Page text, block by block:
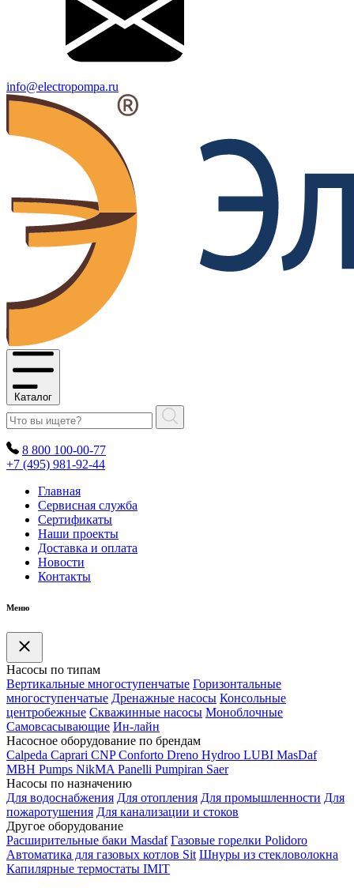
info@electropompa.ru
Каталог
8 800 100-00-77
+7 (495) 981-92-44
Главная
Сервисная служба
Сертификаты
Наши проекты
Доставка и оплата
Новости
Контакты
Меню
Насосы по типам
Вертикальные многоступенчатые Горизонтальные
многоступенчатые Дренажные насосы Консольные
центробежные Скважинные насосы Моноблочные
Самовсасывающие Ин-лайн
Насосное оборудование по брендам
Calpeda Caprari CNP Conforto Dreno Hydroo LUBI MasDaf
MBH Pumps NikMA Panelli Pumpiran Saer
Насосы по назначению
Для водоснабжения Для отопления Для промышленности Для
пожаротушения Для канализации и стоков
Другое оборудование
Расширительные баки Masdaf Газовые горелки Polidoro
Автоматика для газовых котлов Sit Шнуры из стекловолокна
Капилярные термостаты IMIT